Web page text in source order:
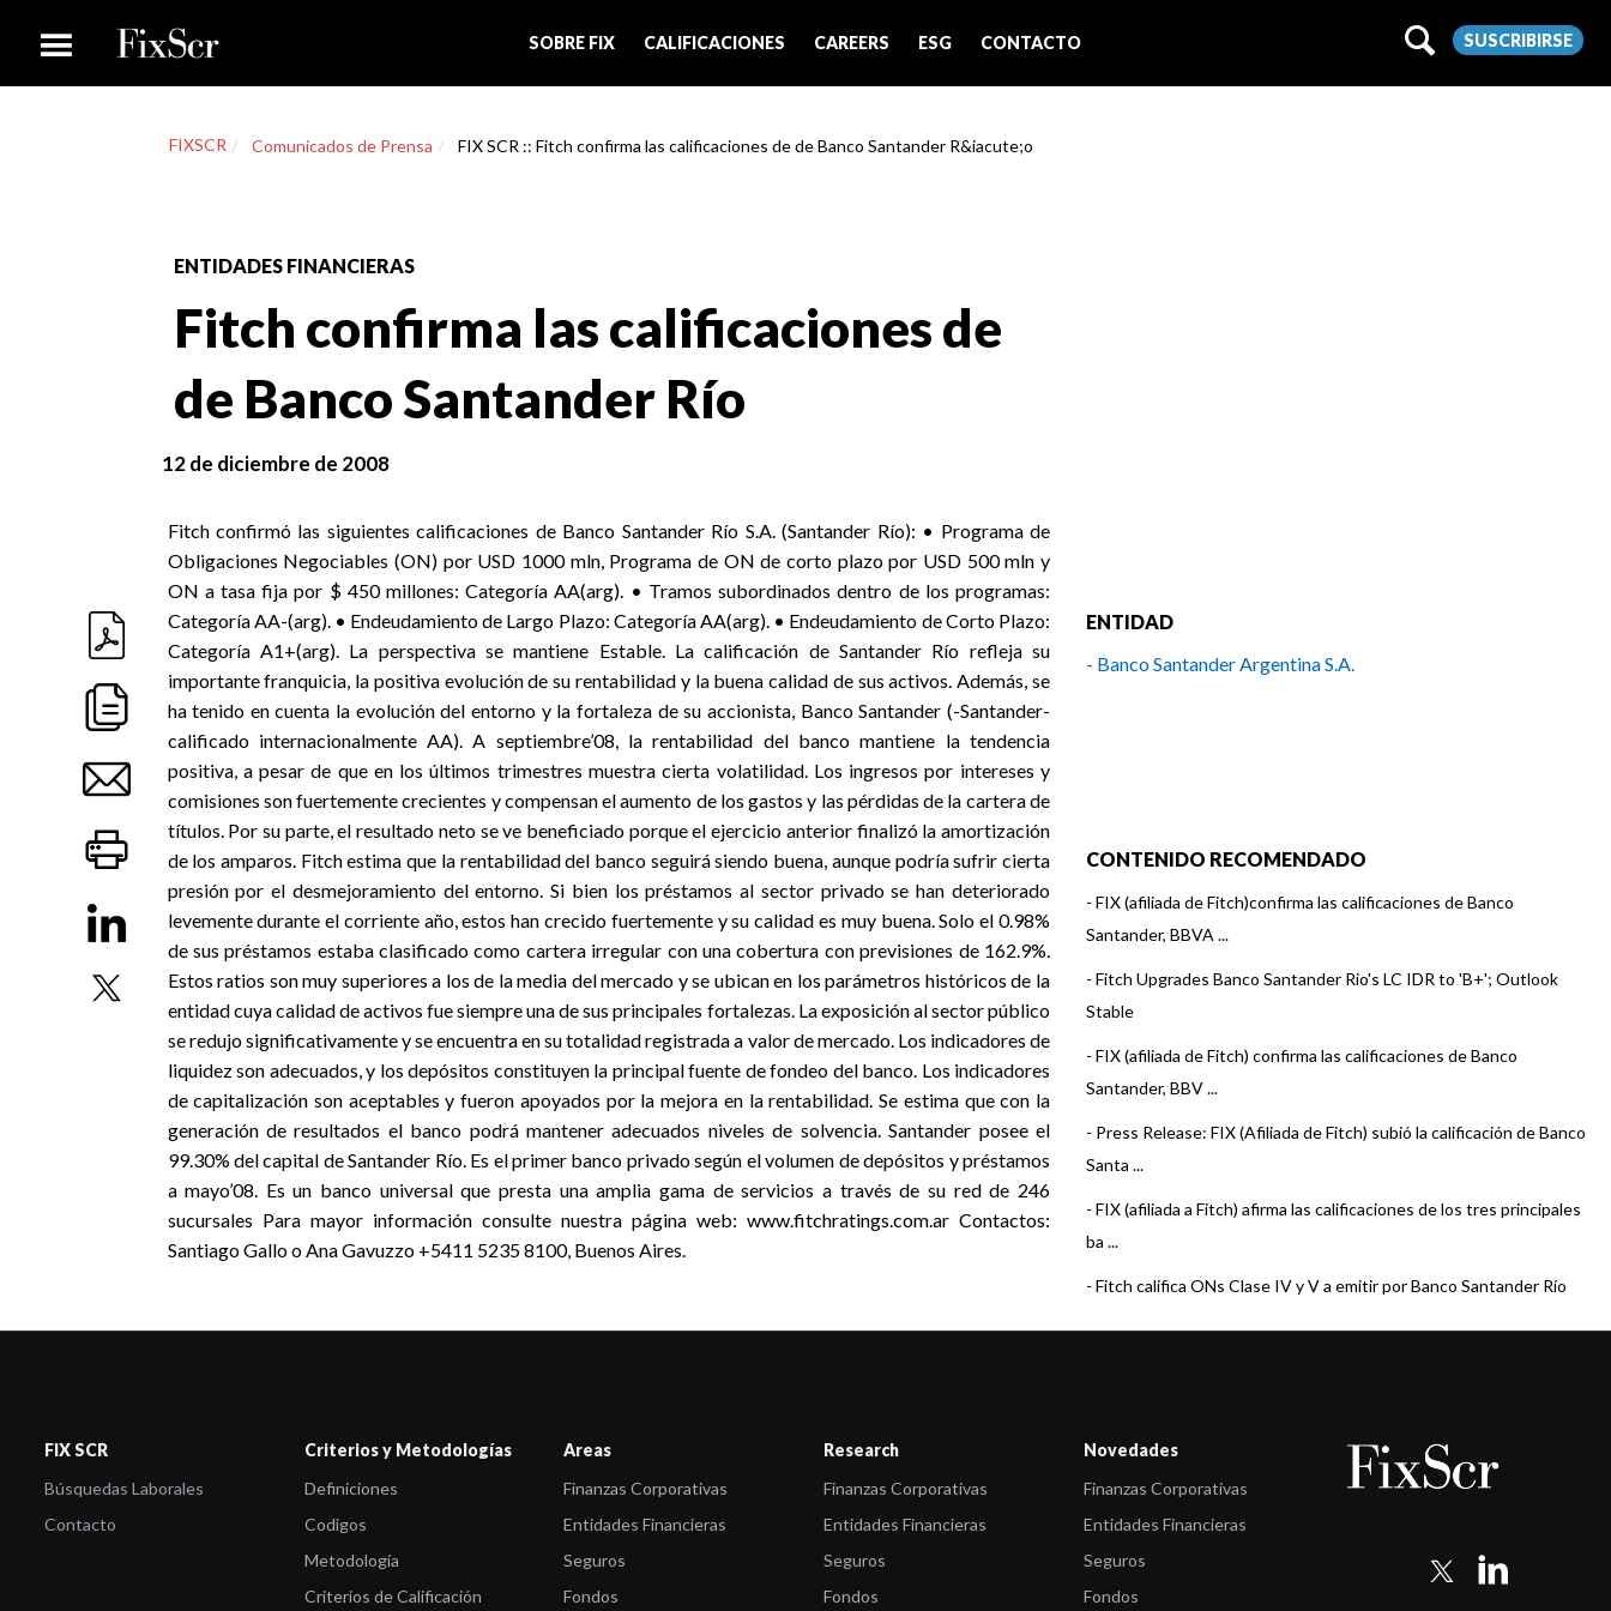
SOBRE FIX CALIFICACIONES CAREERS ESG CONTACTO SUSCRIBIRSE
FIXSCR Comunicados de Prensa FIX SCR :: Fitch confirma las calificaciones de de Banco Santander R&iacute;o
ENTIDADES FINANCIERAS
Fitch confirma las calificaciones de
de Banco Santander Río
12 de diciembre de 2008
Fitch confirmó las siguientes calificaciones de Banco Santander Río S.A. (Santander Río): • Programa de
Obligaciones Negociables (ON) por USD 1000 mln, Programa de ON de corto plazo por USD 500 mln y
ON a tasa fija por $ 450 millones: Categoría AA(arg). • Tramos subordinados dentro de los programas:
Categoría AA-(arg). • Endeudamiento de Largo Plazo: Categoría AA(arg). • Endeudamiento de Corto Plazo:
Categoría A1+(arg). La perspectiva se mantiene Estable. La calificación de Santander Río refleja su
importante franquicia, la positiva evolución de su rentabilidad y la buena calidad de sus activos. Además, se
ha tenido en cuenta la evolución del entorno y la fortaleza de su accionista, Banco Santander (-Santander-
calificado internacionalmente AA). A septiembre’08, la rentabilidad del banco mantiene la tendencia
positiva, a pesar de que en los últimos trimestres muestra cierta volatilidad. Los ingresos por intereses y
comisiones son fuertemente crecientes y compensan el aumento de los gastos y las pérdidas de la cartera de
títulos. Por su parte, el resultado neto se ve beneficiado porque el ejercicio anterior finalizó la amortización
de los amparos. Fitch estima que la rentabilidad del banco seguirá siendo buena, aunque podría sufrir cierta
presión por el desmejoramiento del entorno. Si bien los préstamos al sector privado se han deteriorado
levemente durante el corriente año, estos han crecido fuertemente y su calidad es muy buena. Solo el 0.98%
de sus préstamos estaba clasificado como cartera irregular con una cobertura con previsiones de 162.9%.
Estos ratios son muy superiores a los de la media del mercado y se ubican en los parámetros históricos de la
entidad cuya calidad de activos fue siempre una de sus principales fortalezas. La exposición al sector público
se redujo significativamente y se encuentra en su totalidad registrada a valor de mercado. Los indicadores de
liquidez son adecuados, y los depósitos constituyen la principal fuente de fondeo del banco. Los indicadores
de capitalización son aceptables y fueron apoyados por la mejora en la rentabilidad. Se estima que con la
generación de resultados el banco podrá mantener adecuados niveles de solvencia. Santander posee el
99.30% del capital de Santander Río. Es el primer banco privado según el volumen de depósitos y préstamos
a mayo’08. Es un banco universal que presta una amplia gama de servicios a través de su red de 246
sucursales Para mayor información consulte nuestra página web: www.fitchratings.com.ar Contactos:
Santiago Gallo o Ana Gavuzzo +5411 5235 8100, Buenos Aires.
ENTIDAD
- Banco Santander Argentina S.A.
CONTENIDO RECOMENDADO
- FIX (afiliada de Fitch)confirma las calificaciones de Banco
Santander, BBVA ...
- Fitch Upgrades Banco Santander Rio's LC IDR to 'B+'; Outlook
Stable
- FIX (afiliada de Fitch) confirma las calificaciones de Banco
Santander, BBV ...
- Press Release: FIX (Afiliada de Fitch) subió la calificación de Banco
Santa ...
- FIX (afiliada a Fitch) afirma las calificaciones de los tres principales
ba ...
- Fitch califica ONs Clase IV y V a emitir por Banco Santander Río
-Fitch califica ONs Clase III a emitir por Banco Santander Río
Santander R&iacut ...
-Fitch afirma en AA+(arg) la calificación de Banco Santander Rí ...
Fitch afirma en AA+(arg) la calificación de Banco Santander Rí ...
FIX SCR
Búsquedas Laborales
Contacto
Criterios y Metodologías
Definiciones
Codigos
Metodología
Criterios de Calificación
Areas
Finanzas Corporativas
Entidades Financieras
Seguros
Fondos
Research
Finanzas Corporativas
Entidades Financieras
Seguros
Fondos
Novedades
Finanzas Corporativas
Entidades Financieras
Seguros
Fondos